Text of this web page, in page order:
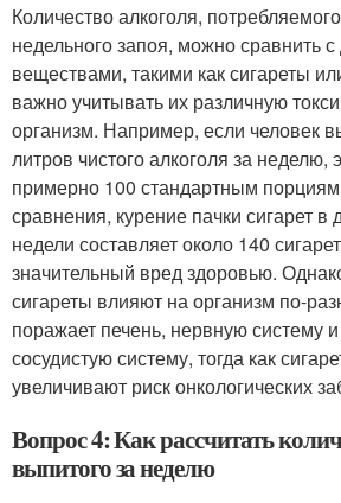
Количество алкоголя,
недельного запоя, можно сравнить с
веществами, такими как сигареты
важно учитывать их различную
организм. Например, если человек
литров чистого алкоголя за неделю,
примерно 100 стандартным
сравнения, курение пачки сигарет в
недели составляет около 140
значительный вред здоровью.
сигареты влияют на организм по-
поражает печень, нервную систему
сосудистую систему, тогда как
увеличивают риск онкологических
Вопрос 4: Как рассчитать
выпитого за неделю